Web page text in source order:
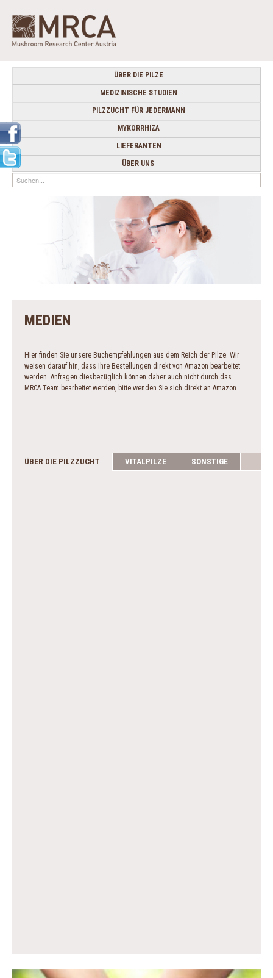
ÜBER DIE PILZE
MEDIZINISCHE STUDIEN
PILZZUCHT FÜR JEDERMANN
MYKORRHIZA
LIEFERANTEN
ÜBER UNS
Suchen...
MEDIEN
Hier finden Sie unsere Buchempfehlungen aus dem Reich der Pilze. Wir
weisen darauf hin, dass Ihre Bestellungen direkt von Amazon bearbeitet
werden. Anfragen diesbezüglich können daher auch nicht durch das
MRCA Team bearbeitet werden, bitte wenden Sie sich direkt an Amazon.
ÜBER DIE PILZZUCHT VITALPILZE SONSTIGE